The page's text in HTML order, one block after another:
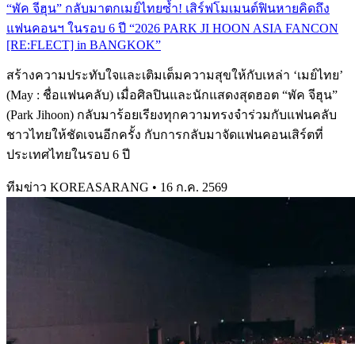
“พัค จีฮุน” กลับมาตกเมย์ไทยซ้ำ! เสิร์ฟโมเมนต์ฟินหายคิดถึง
แฟนคอนฯ ในรอบ 6 ปี “2026 PARK JI HOON ASIA FANCON
[RE:FLECT] in BANGKOK”
สร้างความประทับใจและเติมเต็มความสุขให้กับเหล่า ‘เมย์ไทย’
(May : ชื่อแฟนคลับ) เมื่อศิลปินและนักแสดงสุดฮอต “พัค จีฮุน”
(Park Jihoon) กลับมาร้อยเรียงทุกความทรงจำร่วมกับแฟนคลับ
ชาวไทยให้ชัดเจนอีกครั้ง กับการกลับมาจัดแฟนคอนเสิร์ตที่
ประเทศไทยในรอบ 6 ปี
ทีมข่าว KOREASARANG • 16 ก.ค. 2569